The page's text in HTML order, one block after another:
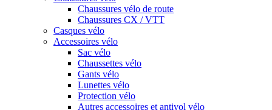
Chaussures vélo de route
Chaussures CX / VTT
Casques vélo
Accessoires vélo
Sac vélo
Chaussettes vélo
Gants vélo
Lunettes vélo
Protection vélo
Autres accessoires et antivol vélo